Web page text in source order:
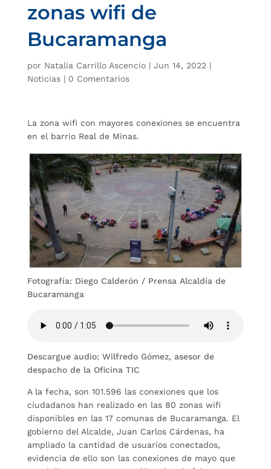
zonas wifi de
Bucaramanga
por Natalia Carrillo Ascencio| Jun 14, 2022 |
Noticias| 0 Comentarios
La zona wifi con mayores conexiones se encuentra
en el barrio Real de Minas.
Fotografía: Diego Calderón / Prensa Alcaldía de
Bucaramanga
Descargue audio: Wilfredo Gómez, asesor de
despacho de la Oficina TIC
A la fecha, son 101.596 las conexiones que los
ciudadanos han realizado en las 80 zonas wifi
disponibles en las 17 comunas de Bucaramanga. El
gobierno del Alcalde, Juan Carlos Cárdenas, ha
ampliado la cantidad de usuarios conectados,
evidencia de ello son las conexiones de mayo que